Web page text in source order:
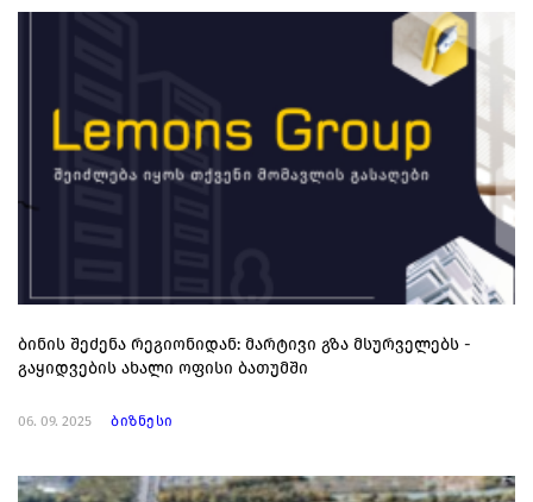
ბინის შეძენა რეგიონიდან: მარტივი გზა მსურველებს -
გაყიდვების ახალი ოფისი ბათუმში
06. 09. 2025 ბიზნესი